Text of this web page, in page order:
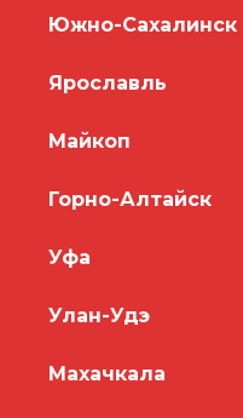
Южно-Сахалинск
Ярославль
Майкоп
Горно-Алтайск
Уфа
Улан-Удэ
Махачкала